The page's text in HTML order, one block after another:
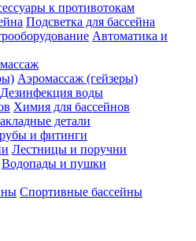
к противотокам
Подсветка для бассейна
Автоматика и
Аэромассаж (гейзеры)
Дезинфекция воды
Химия для бассейнов
детали
и фитинги
Лестницы и поручни
Водопады и пушки
Спортивные бассейны